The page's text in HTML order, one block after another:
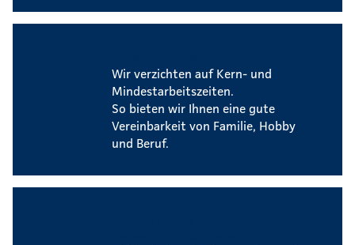
Wir verzichten auf Kern- und
Mindestarbeitszeiten.
So bieten wir Ihnen eine gute
Vereinbarkeit von Familie, Hobby
und Beruf.